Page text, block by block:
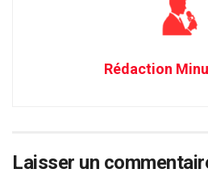
Rédaction
Laisser un